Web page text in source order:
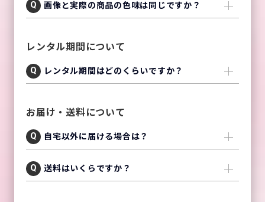
画像と実際の商品の色味は同じですか？
レンタル期間について
レンタル期間はどのくらいですか？
お届け・送料について
自宅以外に届ける場合は？
送料はいくらですか？